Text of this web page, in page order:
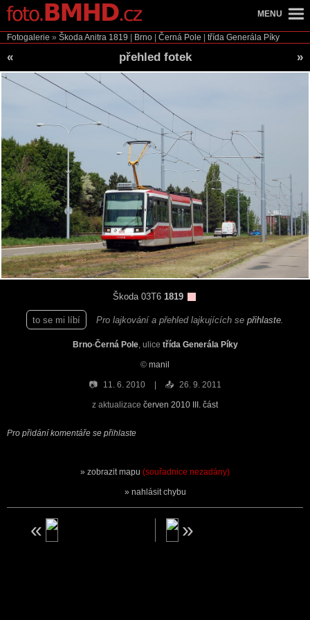
Fotogalerie » Škoda Anitra 1819 Brno Černá Pole třída Generála Píky
« přehled fotek »
Škoda 03T6 1819
to se mi líbí Pro lajkování a přehled lajkujících se přihlaste
Brno-Černá Pole, ulice třída Generála Píky
© manil
📷 11. 6. 2010 📤 26. 9. 2011
z aktualizace červen 2010 III. část
Pro přidání komentáře se přihlaste
zobrazit mapu (souřadnice nezadány)
nahlásit chybu
MENU